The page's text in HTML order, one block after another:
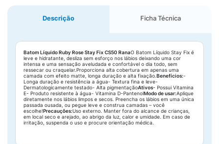
Descrição Ficha Técnica
Batom Líquido Ruby Rose Stay Fix CS50 RanaO Batom Líquido Stay Fix é
leve e hidratante, desliza sem esforço nos lábios deixando uma cor
intensa e uma sensação aveludada e confortável o dia todo, sem
ressecar ou craquelar.Proporciona alta cobertura em apenas uma
camada com efeito matte, longa duração e alta fixação.Benefícios:-
Longa duração e resistência a água- Textura fina e leve-
Dermatologicamente testado- Alta pigmentaçãoAtivos- Possui Vitamina
E- Produto resistente à água- Vitamina D-PantenolModo de usar:Aplique
diretamente nos lábios limpos e secos. Preencha os lábios em uma única
passada ousada, ou pegue leve e construa camadas – você
escolhe!Precauções:Uso externo. Manter fora do alcance de crianças,
em local seco e arejado, ao abrigo da luz, calor e umidade. Em caso de
irritação, suspenda o uso e procure orientação médica.